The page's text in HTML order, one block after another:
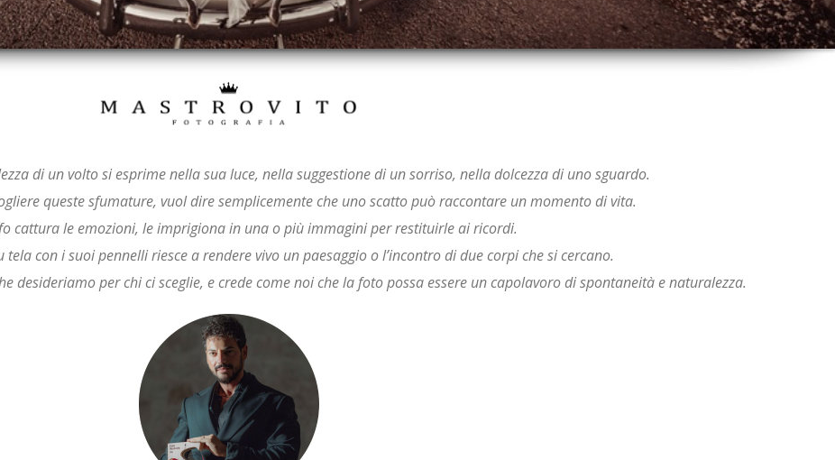
di un volto si esprime nella sua luce, nella suggestione di un sorriso, nella dolcezza di uno sguardo.
queste sfumature, vuol dire semplicemente che uno scatto può raccontare un momento di vita.
cattura le emozioni, le imprigiona in una o più immagini per restituirle ai ricordi.
tela con i suoi pennelli riesce a rendere vivo un paesaggio o l’incontro di due corpi che si cercano.
desideriamo per chi ci sceglie, e crede come noi che la foto possa essere un capolavoro di spontaneità e naturalezza.